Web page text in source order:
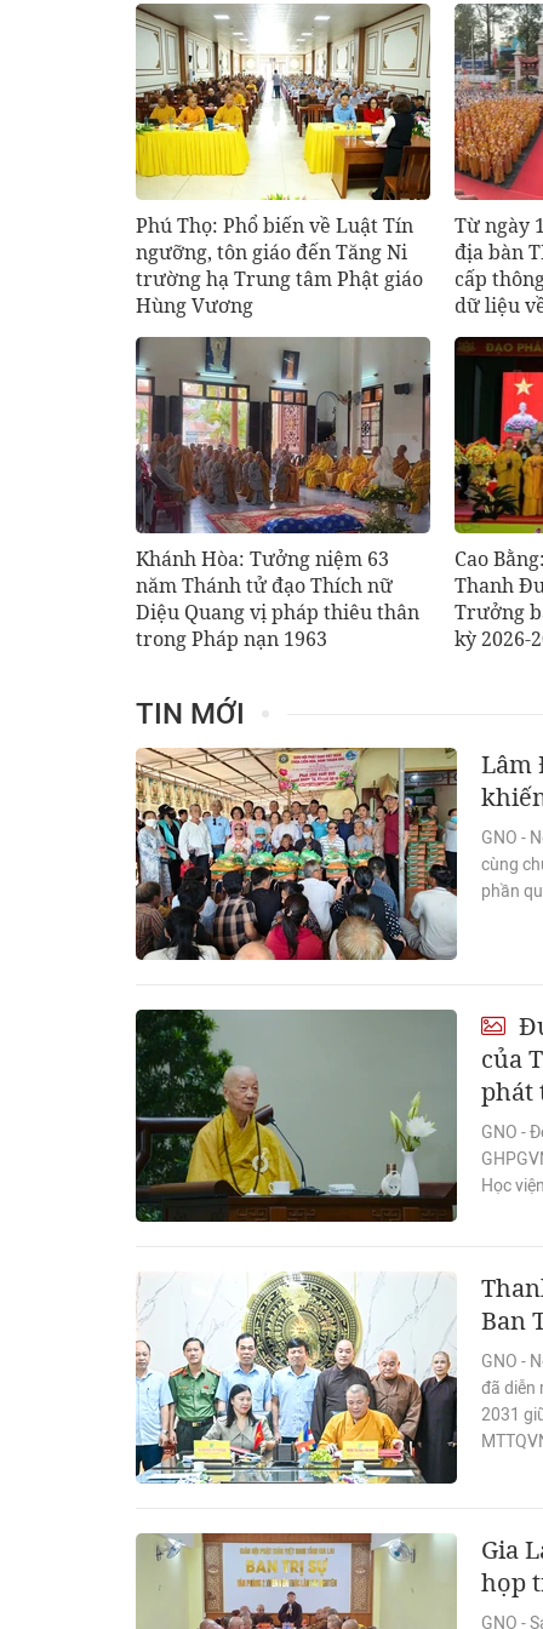
Phú Thọ: Phổ biến về Luật Tín
ngưỡng, tôn giáo đến Tăng Ni
trường hạ Trung tâm Phật giáo
Hùng Vương
Từ ngày
địa bàn
cấp
dữ liệu
Khánh Hòa: Tưởng niệm 63
năm Thánh tử đạo Thích nữ
Diệu Quang vị pháp thiêu thân
trong Pháp nạn 1963
Cao
Thanh
Trưởng
kỳ 2026-
TIN MỚI
Lâm
GNO -
cùng
phần
của
phát
GNO -
Học
Ban
GNO -
đã diễn
2031
Gia
họp
GNO -